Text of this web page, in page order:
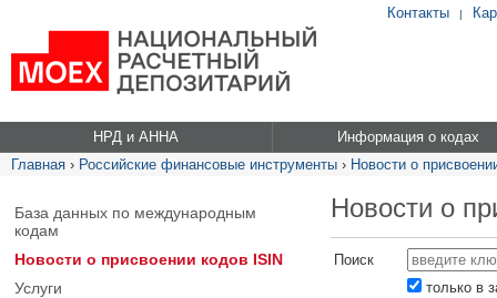
Контакты |
НРД и АННА
Информация о кодах
Главная › Российские финансовые инструменты › Новости о
База данных по международным
кодам
Новости о присвоении кодов ISIN
Услуги
Новости о
Поиск
только в